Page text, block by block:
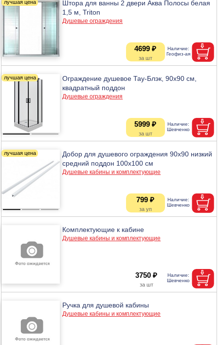
Штора для ванны 2 двери Аква Полосы белая
1,5 м, Triton
Душевые ограждения
4699 ₽
Ограждение душевое Тау-Блэк, 90х90 см,
квадратный поддон
Душевые ограждения
5999 ₽
Добор для душевого ограждения 90х90 низкий
средний поддон 100х100 см
Душевые кабины и комплектующие
799 ₽
Комплектующие к кабине
Душевые кабины и комплектующие
3750 ₽
Ручка для душевой кабины
Душевые кабины и комплектующие